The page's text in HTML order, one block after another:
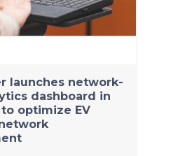
talossa tieto
on otettu riemulla
Aalto Works -
sijaitsee Helsingissä, ja
näyttävimmän
launches network-
dashboard in
to optimize EV